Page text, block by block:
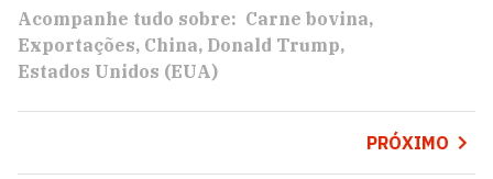
Acompanhe tudo sobre: Carne bovina
Exportações China Donald Trump
Estados Unidos (EUA)
PRÓXIMO